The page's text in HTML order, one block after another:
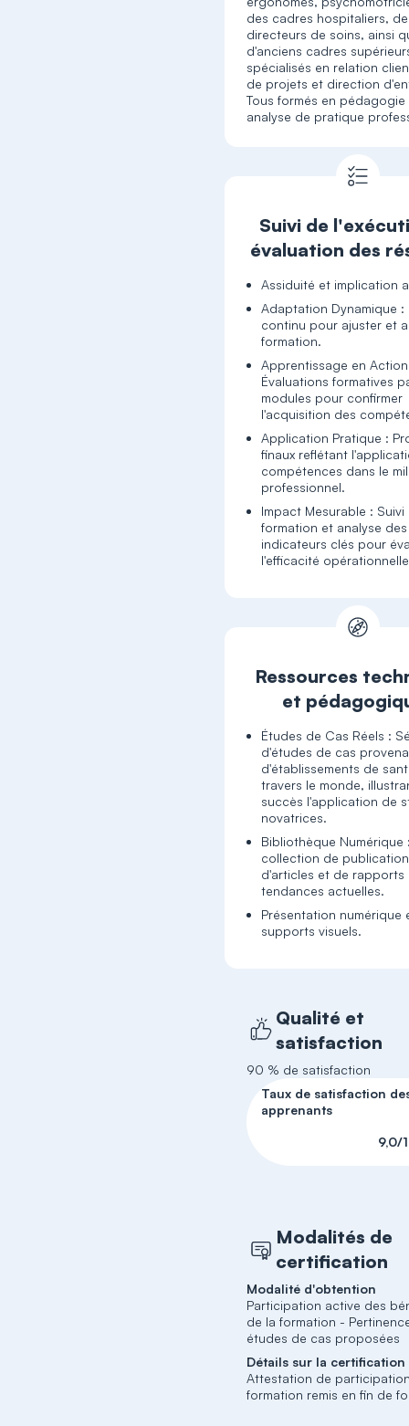
des cadres hospitaliers,
directeurs de soins, ainsi
d'anciens cadres
spécialisés en relation
de projets et direction
Tous formés en
analyse de pratique
Suivi de
évaluation des
Assiduité et implication
Adaptation Dynamique :
continu pour ajuster et
formation.
Apprentissage en
Évaluations formatives
modules pour confirmer
l'acquisition des
Application Pratique :
finaux reflétant
compétences dans le
professionnel.
Impact Mesurable :
formation et analyse des
indicateurs clés pour
l'efficacité
Ressources
et
Études de Cas Réels :
d'études de cas
d'établissements de
travers le monde,
succès l'application de
novatrices.
Bibliothèque Numérique
collection de
d'articles et de rapports
tendances actuelles.
Présentation numérique
supports visuels.
Qualité et
satisfaction
90 % de satisfaction
Taux de satisfaction
apprenants
9,0/
Modalités de
certification
Modalité d'obtention
Participation active des
de la formation -
études de cas proposées
Détails sur la certification
Attestation de
formation remis en fin de